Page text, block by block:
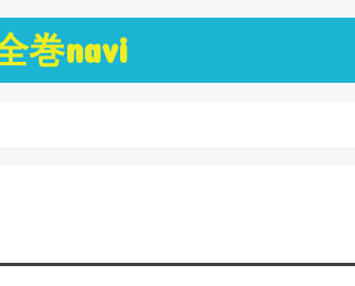
巻navi